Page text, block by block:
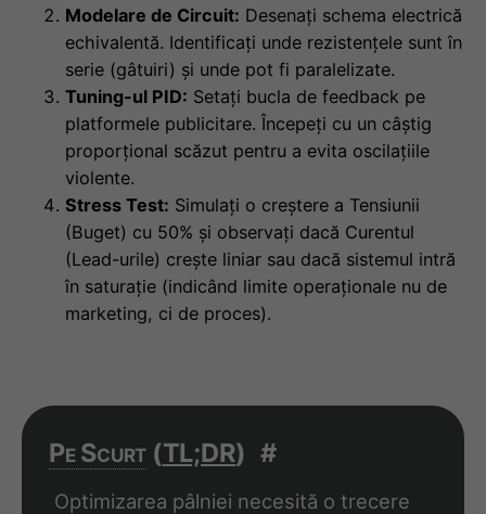
Modelare de Circuit: Desenați schema electrică
echivalentă. Identificați unde rezistențele sunt în
serie (gâtuiri) și unde pot fi paralelizate.
Tuning-ul PID: Setați bucla de feedback pe
platformele publicitare. Începeți cu un câștig
proporțional scăzut pentru a evita oscilațiile
violente.
Stress Test: Simulați o creștere a Tensiunii
(Buget) cu 50% și observați dacă Curentul
(Lead-urile) crește liniar sau dacă sistemul intră
în saturație (indicând limite operaționale nu de
marketing, ci de proces).
Pe Scurt (TL;DR) #
Optimizarea pâlniei necesită o trecere